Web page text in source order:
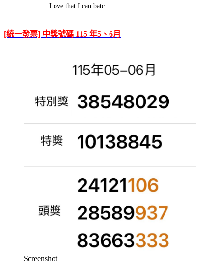
Love that I can batc…
[統一發票] 中獎號碼 115 年5、6月
Screenshot